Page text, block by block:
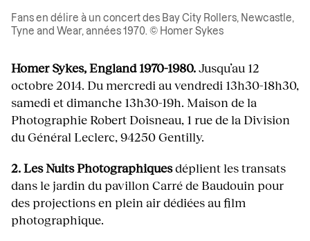
Fans en délire à un concert des Bay City Rollers, Newcastle,
Tyne and Wear, années 1970. © Homer Sykes
Homer Sykes, England 1970-1980.Jusqu’au 12
octobre 2014. Du mercredi au vendredi 13h30-18h30,
samedi et dimanche 13h30-19h. Maison de la
Photographie Robert Doisneau, 1 rue de la Division
du Général Leclerc, 94250 Gentilly.
2.Les Nuits Photographiquesdéplient les transats
dans le jardin du pavillon Carré de Baudouin pour
des projections en plein air dédiées au film
photographique.